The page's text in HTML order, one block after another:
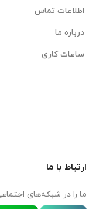
اطلاعات تماس
درباره ما
ساعات کاری
ارتباط با ما
ما را در شبکه‌های